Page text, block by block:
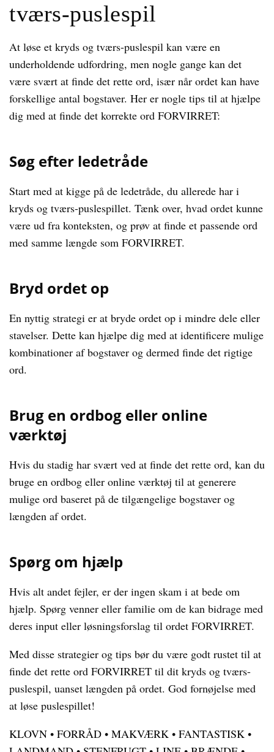
tværs-puslespil
At løse et kryds og tværs-puslespil kan være en
underholdende udfordring, men nogle gange kan det
være svært at finde det rette ord, især når ordet kan have
forskellige antal bogstaver. Her er nogle tips til at hjælpe
dig med at finde det korrekte ord FORVIRRET:
Søg efter ledetråde
Start med at kigge på de ledetråde, du allerede har i
kryds og tværs-puslespillet. Tænk over, hvad ordet kunne
være ud fra konteksten, og prøv at finde et passende ord
med samme længde som FORVIRRET.
Bryd ordet op
En nyttig strategi er at bryde ordet op i mindre dele eller
stavelser. Dette kan hjælpe dig med at identificere mulige
kombinationer af bogstaver og dermed finde det rigtige
ord.
Brug en ordbog eller online
værktøj
Hvis du stadig har svært ved at finde det rette ord, kan du
bruge en ordbog eller online værktøj til at generere
mulige ord baseret på de tilgængelige bogstaver og
længden af ordet.
Spørg om hjælp
Hvis alt andet fejler, er der ingen skam i at bede om
hjælp. Spørg venner eller familie om de kan bidrage med
deres input eller løsningsforslag til ordet FORVIRRET.
Med disse strategier og tips bør du være godt rustet til at
finde det rette ord FORVIRRET til dit kryds og tværs-
puslespil, uanset længden på ordet. God fornøjelse med
at løse puslespillet!
KLOVN • FORRÅD • MAKVÆRK • FANTASTISK •